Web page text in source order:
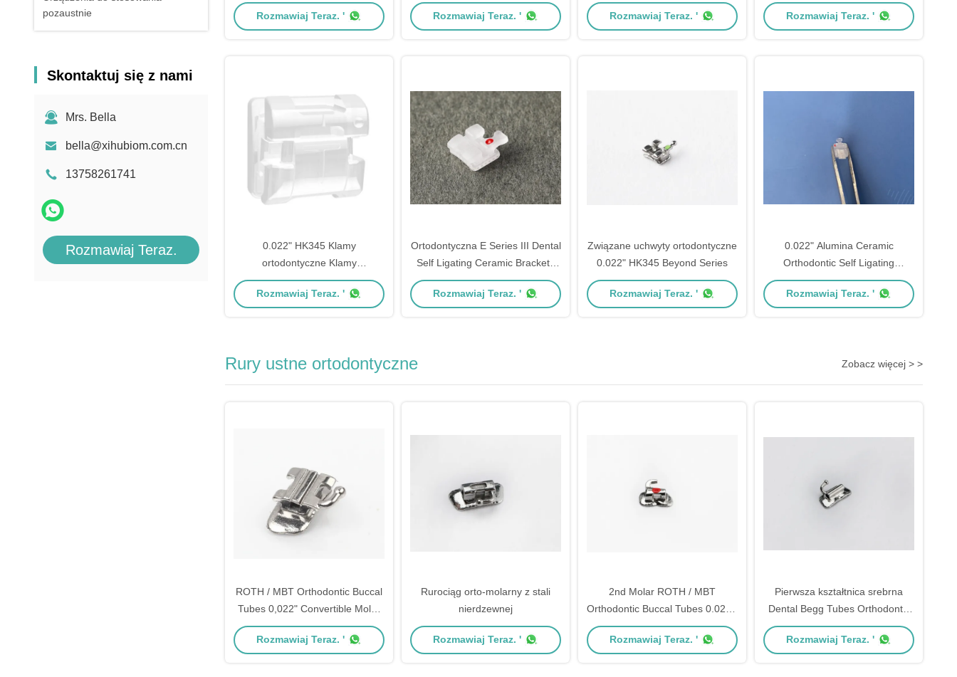
pozaustnie
Skontaktuj się z nami
Mrs. Bella
bella@xihubiom.com.cn
13758261741
Rozmawiaj Teraz.
Rozmawiaj Teraz. '
Rozmawiaj Teraz. '
Rozmawiaj Teraz. '
haczyk na 345
Rozmawiaj Teraz. '
0.022" HK345 Klamy
ortodontyczne Klamy
samozwiązujące
Rozmawiaj Teraz. '
Ortodontyczna E Series III Dental
Self Ligating Ceramic Brackets
Mesh Base
Rozmawiaj Teraz. '
Związane uchwyty ortodontyczne
0.022" HK345 Beyond Series
Rozmawiaj Teraz. '
0.022" Alumina Ceramic
Orthodontic Self Ligating
Brackets Class II Instrument
Rozmawiaj Teraz. '
Rury ustne ortodontyczne Zobacz więcej > >
ROTH / MBT Orthodontic Buccal
Tubes 0,022" Convertible Molar
Tubes
Rozmawiaj Teraz. '
Rurociąg orto-molarny z stali
nierdzewnej
Rozmawiaj Teraz. '
2nd Molar ROTH / MBT
Orthodontic Buccal Tubes 0.022 "
/ 0.018" Fancy Series
Rozmawiaj Teraz. '
Pierwsza kształtnica srebrna
Dental Begg Tubes Orthodontic
MBT Buccal Tube
Rozmawiaj Teraz. '